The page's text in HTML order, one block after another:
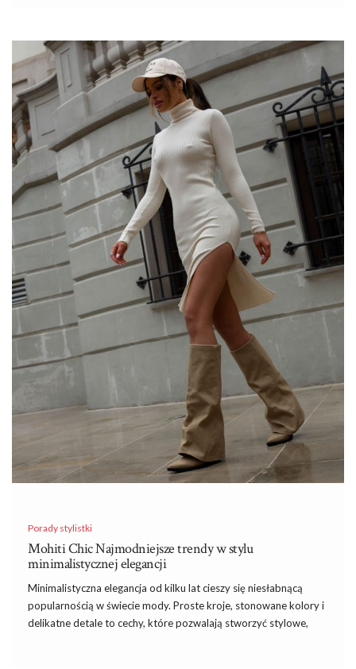
inspirować się najnowszymi trendami, ale jednocześnie nie
rezygnować z ulubionego stylu.
Fashion Booker Jak planować swoją
garderobę na każdy sezon?
1. Zrozum swoje potrzeby i styl
Pierwszym krokiem w planowaniu garderoby jest analiza
swojego stylu życia, preferencji i aktywności. Zadaj sobie
pytania:
Czy w Twojej codzienności dominują formalne spotkania, czy
może bardziej …
Porady stylistki
Mohiti Chic Najmodniejsze trendy w stylu
minimalistycznej elegancji
Minimalistyczna elegancja od kilku lat cieszy się niesłabnącą
popularnością w świecie mody. Proste kroje, stonowane koloryi
delikatne detale to cechy, które pozwalają stworzyć stylowe,